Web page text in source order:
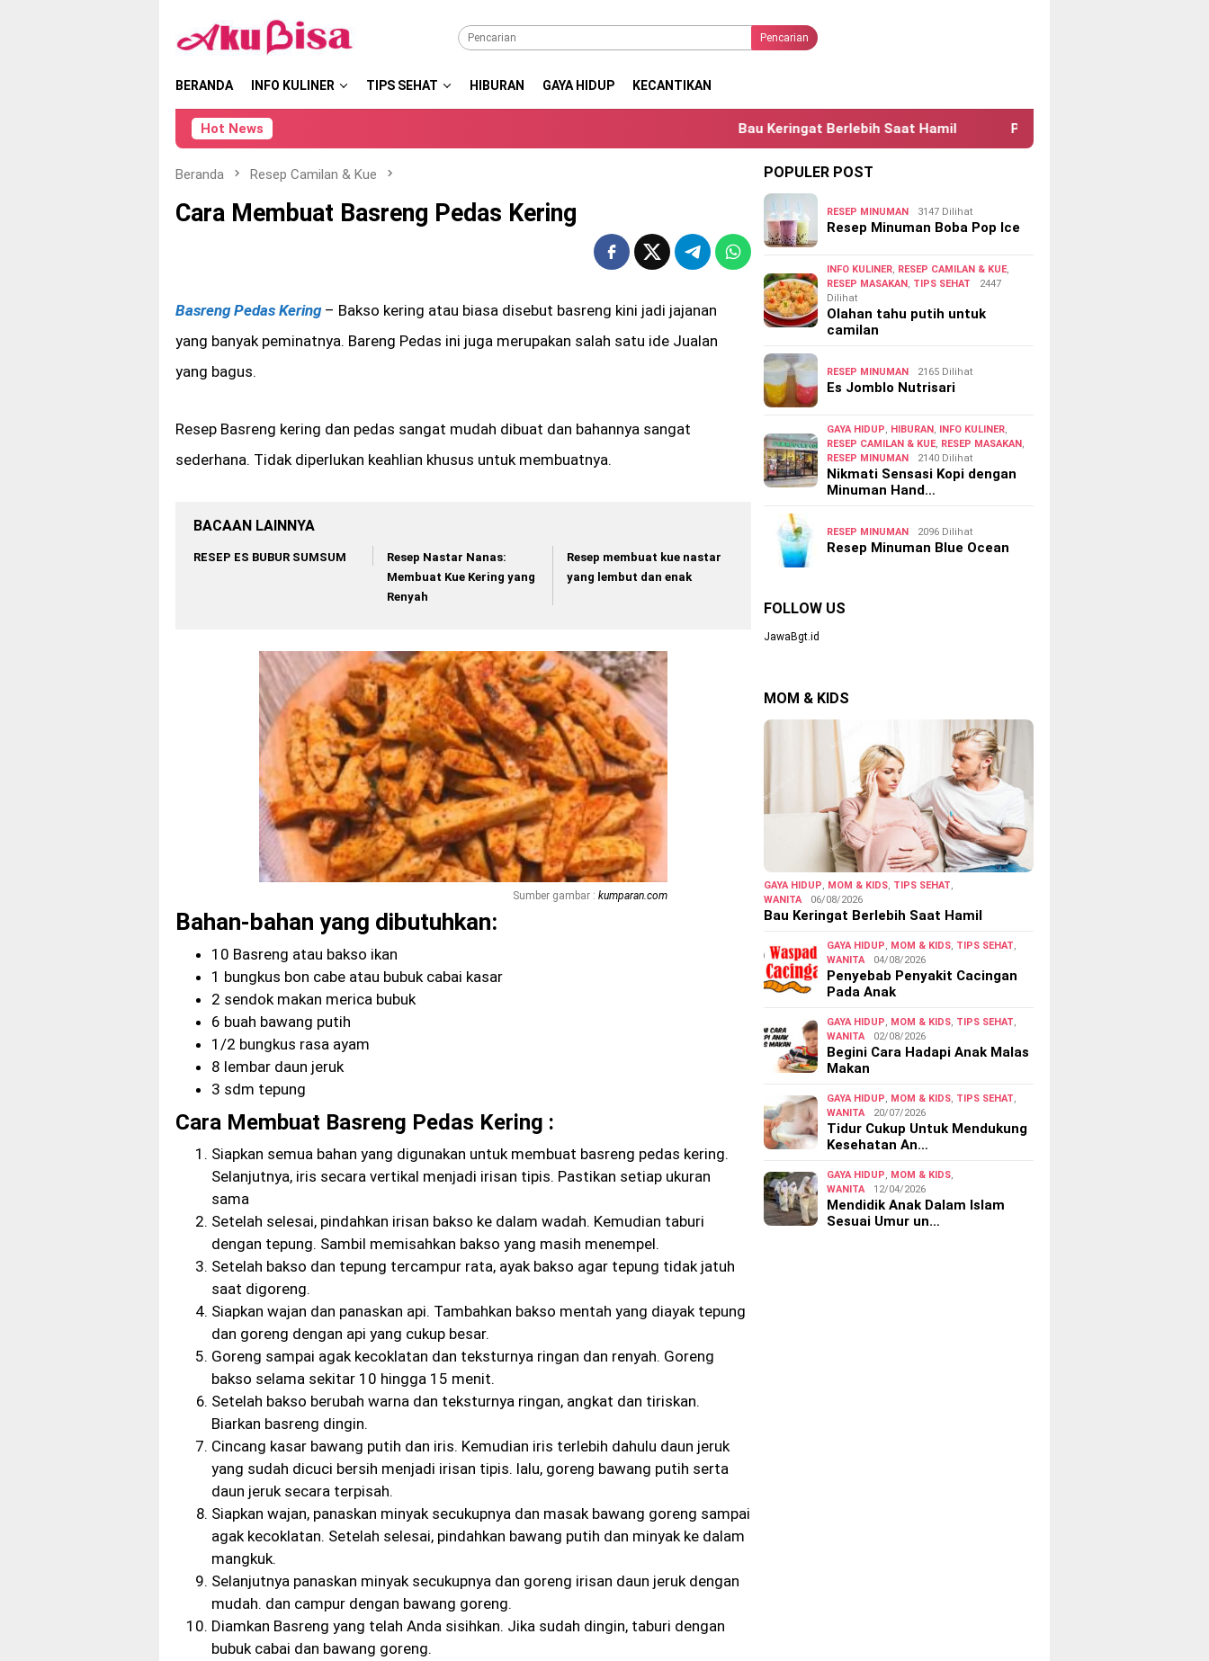
konten
Pencarian
BERANDA INFO KULINER TIPS SEHAT HIBURAN GAYA HIDUP KECANTIKAN
Hot News Bau Keringat Berlebih Saat Hamil Penyebab Penyakit Cacingan Pada Anak
Beranda Resep Camilan & Kue
Cara Membuat Basreng Pedas Kering
Basreng Pedas Kering – Bakso kering atau biasa disebut basreng kini jadi jajanan
yang banyak peminatnya. Bareng Pedas ini juga merupakan salah satu ide Jualan
yang bagus.
Resep Basreng kering dan pedas sangat mudah dibuat dan bahannya sangat
sederhana. Tidak diperlukan keahlian khusus untuk membuatnya.
BACAAN LAINNYA
RESEP ES BUBUR SUMSUM
Resep Nastar Nanas:
Membuat Kue Kering yang
Renyah
Resep membuat kue nastar
yang lembut dan enak
Sumber gambar :kumparan.com
Bahan-bahan yang dibutuhkan:
10 Basreng atau bakso ikan
1 bungkus bon cabe atau bubuk cabai kasar
2 sendok makan merica bubuk
6 buah bawang putih
1/2 bungkus rasa ayam
8 lembar daun jeruk
3 sdm tepung
Cara Membuat Basreng Pedas Kering :
Siapkan semua bahan yang digunakan untuk membuat basreng pedas kering.
Selanjutnya, iris secara vertikal menjadi irisan tipis. Pastikan setiap ukuran
sama
Setelah selesai, pindahkan irisan bakso ke dalam wadah. Kemudian taburi
dengan tepung. Sambil memisahkan bakso yang masih menempel.
Setelah bakso dan tepung tercampur rata, ayak bakso agar tepung tidak jatuh
saat digoreng.
Siapkan wajan dan panaskan api. Tambahkan bakso mentah yang diayak tepung
dan goreng dengan api yang cukup besar.
Goreng sampai agak kecoklatan dan teksturnya ringan dan renyah. Goreng
bakso selama sekitar 10 hingga 15 menit.
Setelah bakso berubah warna dan teksturnya ringan, angkat dan tiriskan.
Biarkan basreng dingin.
Cincang kasar bawang putih dan iris. Kemudian iris terlebih dahulu daun jeruk
yang sudah dicuci bersih menjadi irisan tipis. lalu, goreng bawang putih serta
daun jeruk secara terpisah.
Siapkan wajan, panaskan minyak secukupnya dan masak bawang goreng sampai
agak kecoklatan. Setelah selesai, pindahkan bawang putih dan minyak ke dalam
mangkuk.
Selanjutnya panaskan minyak secukupnya dan goreng irisan daun jeruk dengan
mudah. dan campur dengan bawang goreng.
Diamkan Basreng yang telah Anda sisihkan. Jika sudah dingin, taburi dengan
bubuk cabai dan bawang goreng.
POPULER POST
RESEP MINUMAN 3147 Dilihat
Resep Minuman Boba Pop Ice
INFO KULINER, RESEP CAMILAN & KUE,
RESEP MASAKAN, TIPS SEHAT
2447
Dilihat
Olahan tahu putih untuk
camilan
RESEP MINUMAN 2165 Dilihat
Es Jomblo Nutrisari
GAYA HIDUP, HIBURAN, INFO KULINER,
RESEP CAMILAN & KUE, RESEP MASAKAN,
RESEP MINUMAN
2140 Dilihat
Nikmati Sensasi Kopi dengan
Minuman Hand…
RESEP MINUMAN 2096 Dilihat
Resep Minuman Blue Ocean
FOLLOW US
JawaBgt.id
MOM & KIDS
GAYA HIDUP, MOM & KIDS, TIPS SEHAT,
WANITA
06/08/2026
Bau Keringat Berlebih Saat Hamil
GAYA HIDUP, MOM & KIDS, TIPS SEHAT,
WANITA
04/08/2026
Penyebab Penyakit Cacingan
Pada Anak
GAYA HIDUP, MOM & KIDS, TIPS SEHAT,
WANITA
02/08/2026
Begini Cara Hadapi Anak Malas
Makan
GAYA HIDUP, MOM & KIDS, TIPS SEHAT,
WANITA
20/07/2026
Tidur Cukup Untuk Mendukung
Kesehatan An…
GAYA HIDUP, MOM & KIDS,
WANITA
12/04/2026
Mendidik Anak Dalam Islam
Sesuai Umur un…